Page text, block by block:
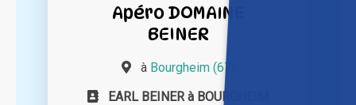
Apéro DOMAINE
BEINER
à Bourgheim (67)
EARL BEINER à BOURGHEIM